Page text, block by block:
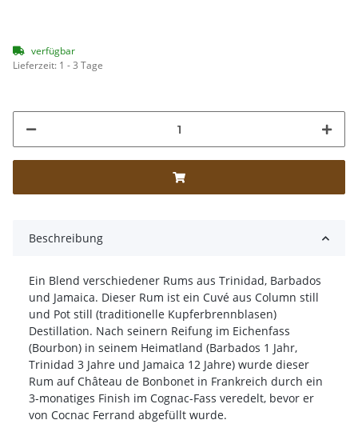
verfügbar
Lieferzeit: 1 - 3 Tage
Beschreibung
Ein Blend verschiedener Rums aus Trinidad, Barbados
und Jamaica. Dieser Rum ist ein Cuvé aus Column still
und Pot still (traditionelle Kupferbrennblasen)
Destillation. Nach seinern Reifung im Eichenfass
(Bourbon) in seinem Heimatland (Barbados 1 Jahr,
Trinidad 3 Jahre und Jamaica 12 Jahre) wurde dieser
Rum auf Château de Bonbonet in Frankreich durch ein
3-monatiges Finish im Cognac-Fass veredelt, bevor er
von Cocnac Ferrand abgefüllt wurde.